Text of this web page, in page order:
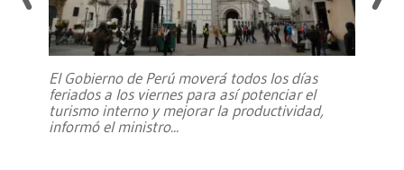
El Gobierno de Perú moverá todos los días
feriados a los viernes para así potenciar el
turismo interno y mejorar la productividad,
informó el ministro...